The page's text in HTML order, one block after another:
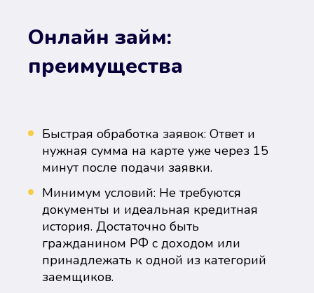
Онлайн займ:
преимущества
Быстрая обработка заявок: Ответ и
нужная сумма на карте уже через 15
минут после подачи заявки.
Минимум условий: Не требуются
документы и идеальная кредитная
история. Достаточно быть
гражданином РФ с доходом или
принадлежать к одной из категорий
заемщиков.